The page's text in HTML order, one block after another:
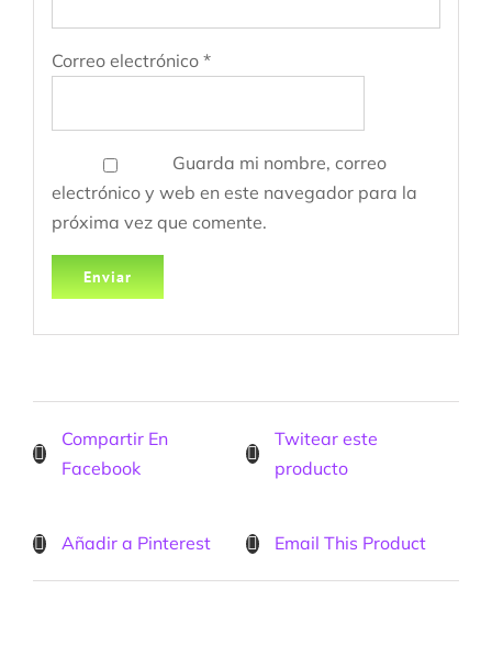
Correo electrónico *
Guarda mi nombre, correo
electrónico y web en este navegador para la
próxima vez que comente.
Compartir En
Facebook
Twitear este
producto
Añadir a Pinterest Email This Product